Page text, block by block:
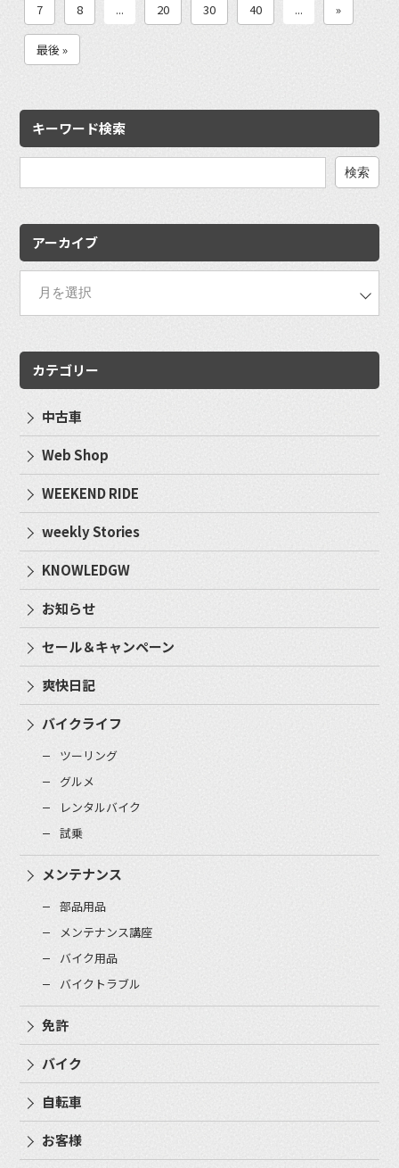
7 8 ... 20 30 40 ... »
最後 »
キーワード検索
アーカイブ
カテゴリー
中古車
Web Shop
WEEKEND RIDE
weekly Stories
KNOWLEDGW
お知らせ
セール＆キャンペーン
爽快日記
バイクライフ
ツーリング
グルメ
レンタルバイク
試乗
メンテナンス
部品用品
メンテナンス講座
バイク用品
バイクトラブル
免許
バイク
自転車
お客様